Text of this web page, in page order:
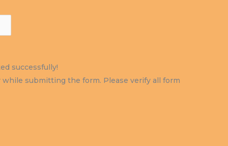
successfully!
submitting the form. Please verify all form